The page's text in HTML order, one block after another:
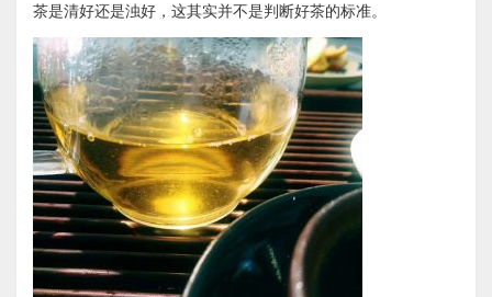
茶是清好还是浊好，这其实并不是判断好茶的标准。